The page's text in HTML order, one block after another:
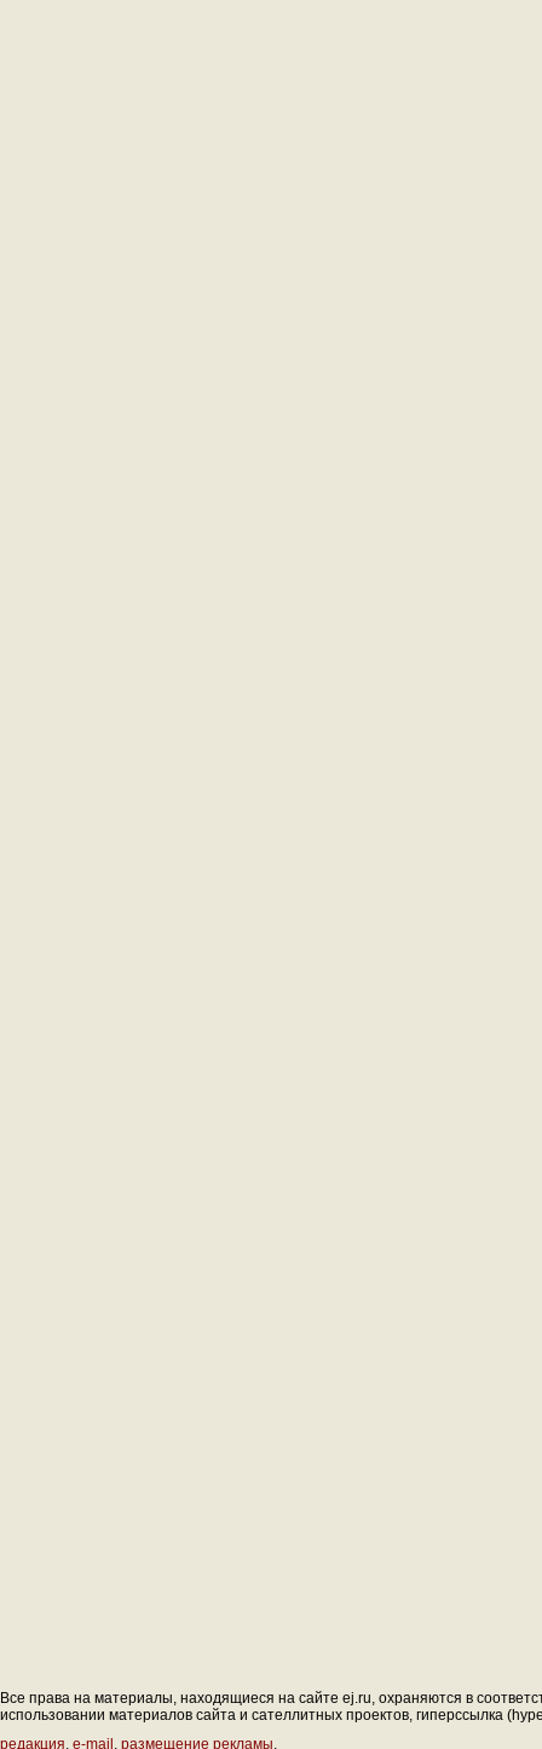
Все права на материалы, находящиеся на сайте ej.ru, охраняются в
использовании материалов сайта и сателлитных проектов, гиперссылка
редакция, e-mail , размещение рекламы.